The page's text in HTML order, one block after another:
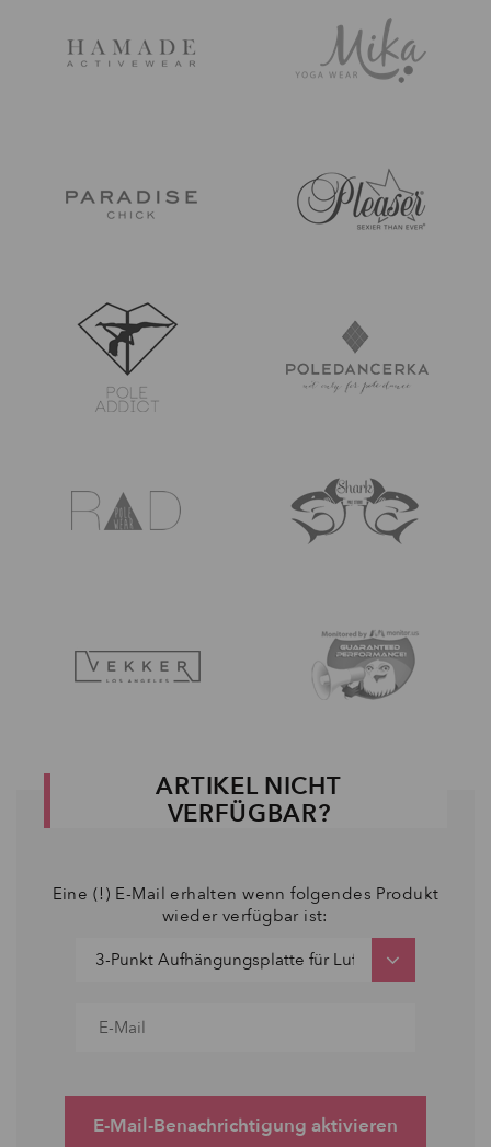
ARTIKEL NICHT
VERFÜGBAR?
Eine (!) E-Mail erhalten wenn folgendes Produkt
wieder verfügbar ist:
E-Mail-Benachrichtigung aktivieren